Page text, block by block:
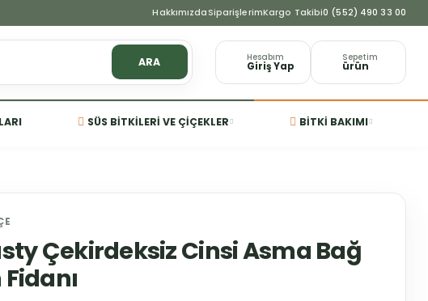
Hakkımızda SiparişlerimKargo Takibi0 (552) 490 33 00
ARA Hesabım
Giriş Yap
Sepetim
ürün
SÜS BITKILERI VE ÇIÇEKLER BITKI BAKIMI
Çekirdeksiz Cinsi Asma Bağ